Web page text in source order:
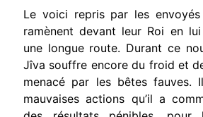
Le voici repris par les
ramènent devant leur Roi en
une longue route. Durant ce
Jîva souffre encore du froid et
menacé par les bêtes fauves.
mauvaises actions qu’il a